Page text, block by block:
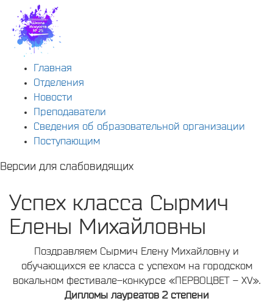
Главная
Отделения
Новости
Преподаватели
Сведения об образовательной организации
Поступающим
Версии для слабовидящих
Успех класса Сырмич
Елены Михайловны
Поздравляем Сырмич Елену Михайловну и
обучающихся ее класса с успехом на городском
вокальном фестивале–конкурсе «ПЕРВОЦВЕТ – XV».
Дипломы лауреатов 2 степени